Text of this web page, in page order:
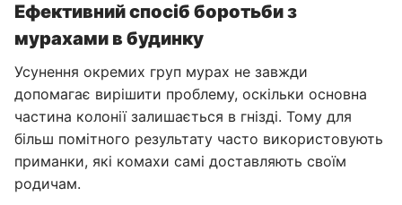
Ефективний спосіб боротьби з
мурахами в будинку
Усунення окремих груп мурах не завжди
допомагає вирішити проблему, оскільки основна
частина колонії залишається в гнізді. Тому для
більш помітного результату часто використовують
приманки, які комахи самі доставляють своїм
родичам.